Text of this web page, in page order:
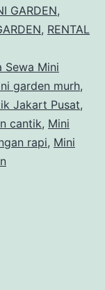
GARDEN,
, RENTAL
Sewa Mini
garden murh,
Jakart Pusat,
cantik, Mini
rapi, Mini